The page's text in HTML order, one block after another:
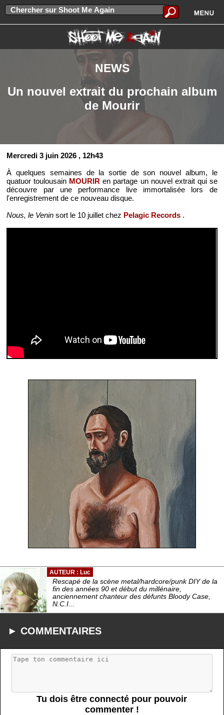
NEWS
Un nouvel extrait du prochain album
de Mourir
Mercredi 3 juin 2026 , 12h43
À quelques semaines de la sortie de son nouvel album, le
quatuor toulousain MOURIR en partage un nouvel extrait qui se
découvre par une performance live immortalisée lors de
l'enregistrement de ce nouveau disque.
Nous, le Venin sort le 10 juillet chez Pelagic Records .
AUTEUR : Luc
Rescapé de la scène metal/hardcore/punk DIY de la
fin des années 90 et début du millénaire,
anciennement chanteur des défunts Bloody Case,
N.C.I...
► COMMENTAIRES
Tu dois être connecté pour pouvoir
commenter !